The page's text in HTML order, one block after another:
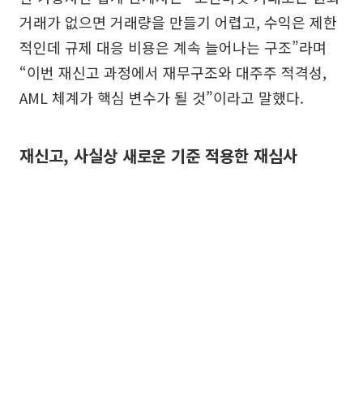
거래가 없으면 거래량을 만들기 어렵고, 수익은 제한
적인데 규제 대응 비용은 계속 늘어나는 구조”라며
“이번 재신고 과정에서 재무구조와 대주주 적격성,
AML 체계가 핵심 변수가 될 것”이라고 말했다.
재신고, 사실상 새로운 기준 적용한 재심사